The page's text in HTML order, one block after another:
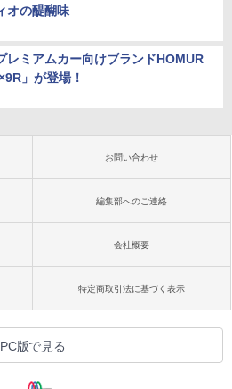
オの醍醐味
レミアムカー向けブランドHOMUR
」が登場！
お問い合わせ
編集部へのご連絡
会社概要
特定商取引法に基づく表示
PC版で見る